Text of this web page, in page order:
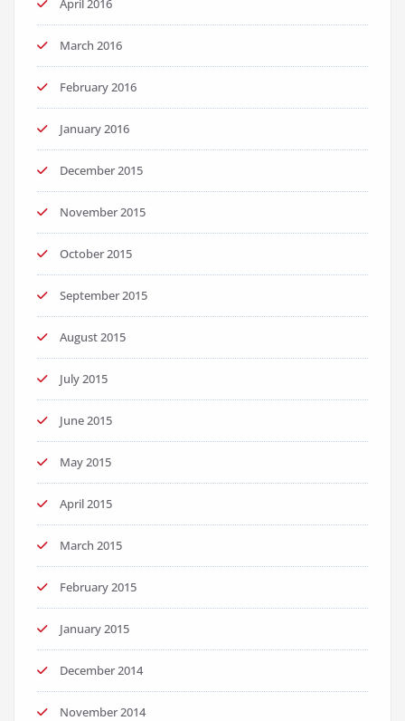
April 2016
March 2016
February 2016
January 2016
December 2015
November 2015
October 2015
September 2015
August 2015
July 2015
June 2015
May 2015
April 2015
March 2015
February 2015
January 2015
December 2014
November 2014